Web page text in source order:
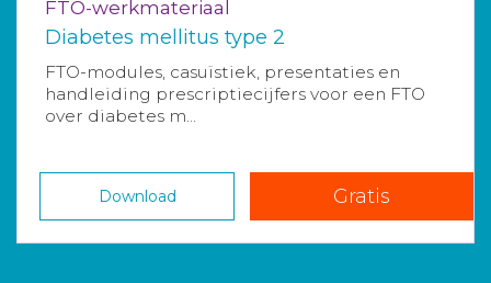
FTO-werkmateriaal
Diabetes mellitus type 2
FTO-modules, casuïstiek, presentaties en
handleiding prescriptiecijfers voor een FTO
over diabetes m...
Download Gratis